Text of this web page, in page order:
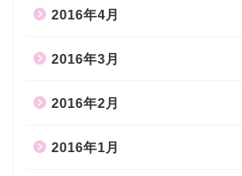
2016年4月
2016年3月
2016年2月
2016年1月